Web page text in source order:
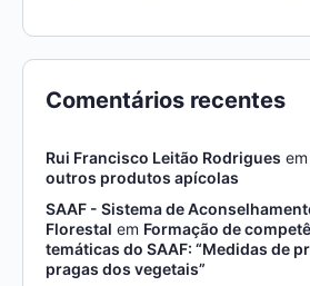
Comentários recentes
Rui Francisco Leitão Rodrigues em
outros produtos apícolas
SAAF - Sistema de
Florestal em Formação de
temáticas do SAAF: “Medidas de
pragas dos vegetais”